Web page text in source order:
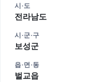
시·도
전라남도
시·군·구
보성군
읍·면·동
벌교읍